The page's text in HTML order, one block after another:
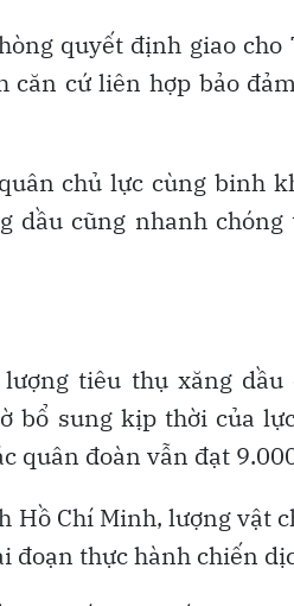
quyết định giao
căn cứ liên hợp bảo
chủ lực cùng binh
dầu cũng nhanh
tiêu thụ xăng
bổ sung kịp thời của
quân đoàn vẫn đạt
Hồ Chí Minh, lượng vật
đoạn thực hành chiến